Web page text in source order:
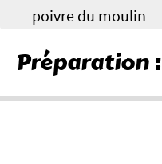
poivre du moulin
Préparation :